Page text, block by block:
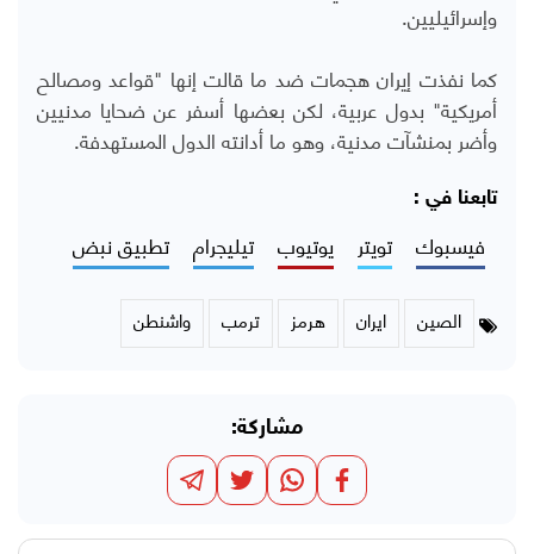
وإسرائيليين.
كما نفذت إيران هجمات ضد ما قالت إنها "قواعد ومصالح
أمريكية" بدول عربية، لكن بعضها أسفر عن ضحايا مدنيين
وأضر بمنشآت مدنية، وهو ما أدانته الدول المستهدفة.
تابعنا في :
فيسبوك تويتر يوتيوب تيليجرام تطبيق نبض
الصين ايران هرمز ترمب واشنطن
مشاركة: